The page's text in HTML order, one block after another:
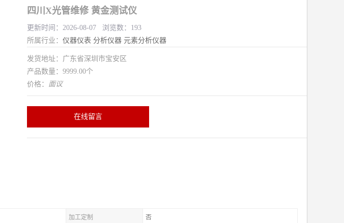
四川X光管维修 黄金测试仪
更新时间：2026-08-07 浏览数：193
所属行业： 仪器仪表 分析仪器 元素分析仪器
发货地址：广东省深圳市宝安区
产品数量：9999.00个
价格： 面议
在线留言
加工定制 否